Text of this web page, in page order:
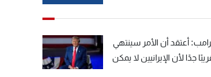
أعتقد أن الأمر سينتهي
جدًا لأن الإيرانيين لا يمكن